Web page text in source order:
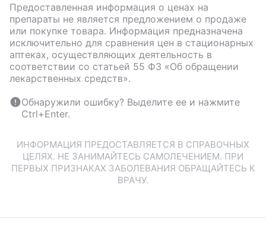
Предоставленная информация о ценах на
препараты не является предложением о продаже
или покупке товара. Информация предназначена
исключительно для сравнения цен в стационарных
аптеках, осуществляющих деятельность в
соответствии со статьей 55 ФЗ «Об обращении
лекарственных средств».
Обнаружили ошибку? Выделите ее и нажмите
Ctrl+Enter.
ИНФОРМАЦИЯ ПРЕДОСТАВЛЯЕТСЯ В СПРАВОЧНЫХ
ЦЕЛЯХ. НЕ ЗАНИМАЙТЕСЬ САМОЛЕЧЕНИЕМ. ПРИ
ПЕРВЫХ ПРИЗНАКАХ ЗАБОЛЕВАНИЯ ОБРАЩАЙТЕСЬ К
ВРАЧУ.